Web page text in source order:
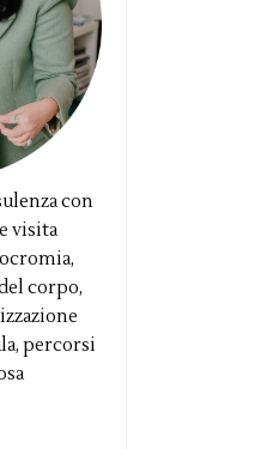
con
visita
corpo,
percorsi